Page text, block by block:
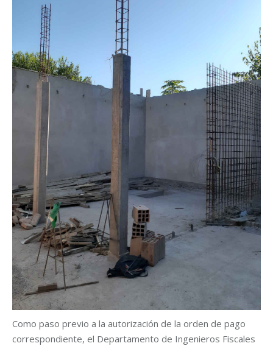
Como paso previo a la autorización de la orden de pago
correspondiente, el Departamento de Ingenieros Fiscales